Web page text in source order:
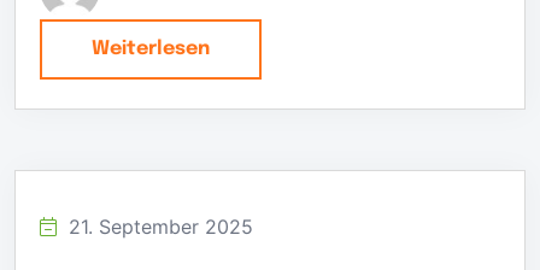
Weiterlesen
21. September 2025